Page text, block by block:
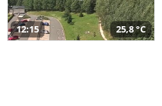
12:15 25,8 °C